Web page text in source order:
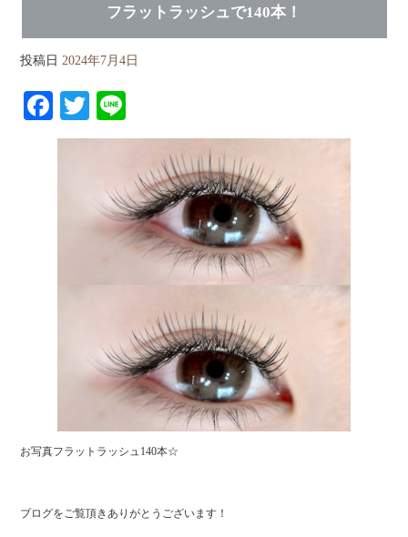
フラットラッシュで140本！
投稿日 2024年7月4日
Fa
ce
T
wi ne
お写真フラットラッシュ140本☆
ブログをご覧頂きありがとうございます！